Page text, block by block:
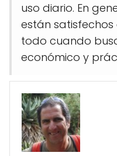
uso diario. En
están
todo cuando
económico y